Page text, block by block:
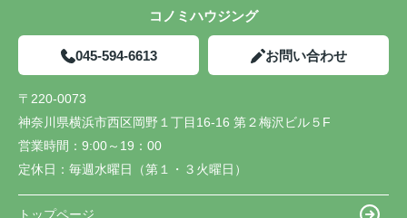
コノミハウジング
045-594-6613 お問い合わせ
〒220-0073
神奈川県横浜市西区岡野１丁目16-16 第２梅沢ビル５F
営業時間： 9:00～19：00
定休日： 毎週水曜日（第１・３火曜日）
トップページ